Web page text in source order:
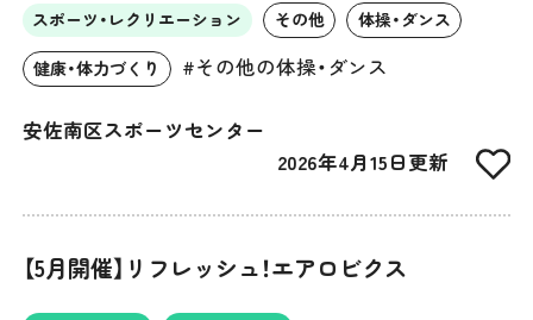
スポーツ・レクリエーション その他 体操・ダンス
健康・体力づくり #その他の体操・ダンス
安佐南区スポーツセンター
2026年4月15日更新
【5月開催】リフレッシュ！エアロビクス